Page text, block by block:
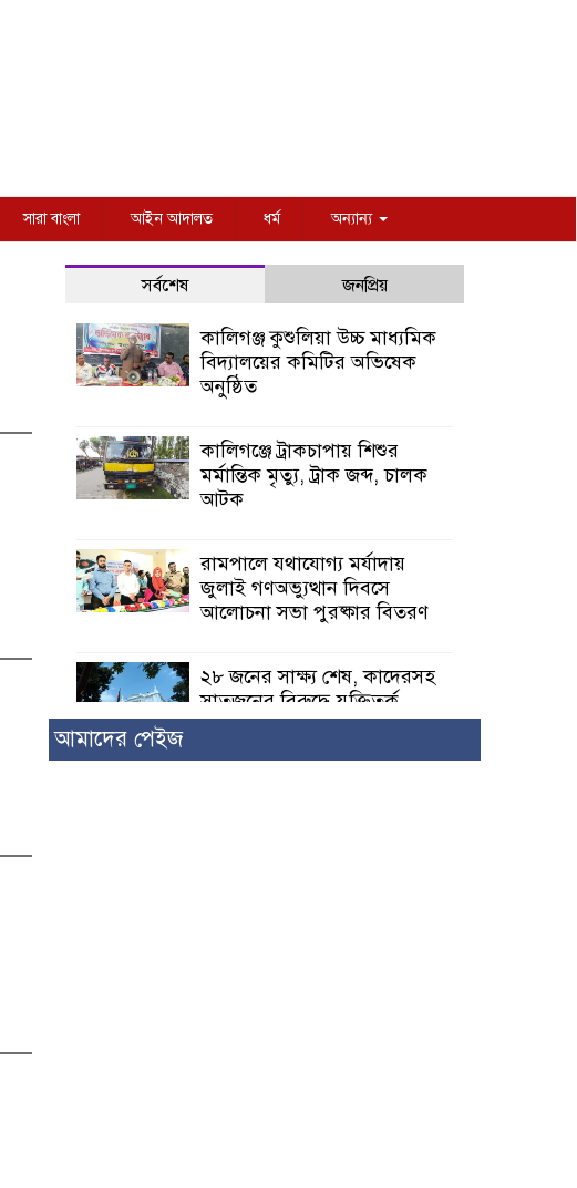
সারা বাংলা আইন আদালত ধর্ম অন্যান্য
সর্বশেষ জনপ্রিয়
কালিগঞ্জ কুশুলিয়া উচ্চ মাধ্যমিক
বিদ্যালয়ের কমিটির অভিষেক
অনুষ্ঠিত
কালিগঞ্জে ট্রাকচাপায় শিশুর
মর্মান্তিক মৃত্যু, ট্রাক জব্দ, চালক
আটক
রামপালে যথাযোগ্য মর্যাদায়
জুলাই গণঅভ্যুত্থান দিবসে
আলোচনা সভা পুরষ্কার বিতরণ
২৮ জনের সাক্ষ্য শেষ, কাদেরসহ
সাতজনের বিরুদ্ধে যুক্তিতর্ক
ট্রাইব্যুনালে
আমাদের পেইজ